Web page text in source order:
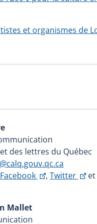
et organismes de
des lettres du Québec
Facebook
Ce
, Twitter
Ce
et
Mallet